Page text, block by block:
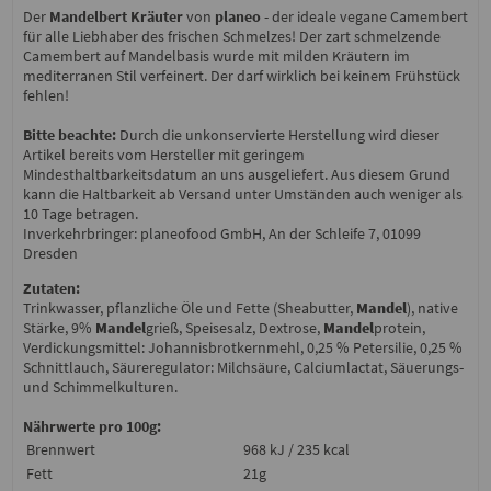
Der Mandelbert Kräutervon planeo- der ideale vegane Camembert
für alle Liebhaber des frischen Schmelzes! Der zart schmelzende
Camembert auf Mandelbasis wurde mit milden Kräutern im
mediterranen Stil verfeinert. Der darf wirklich bei keinem Frühstück
fehlen!
Bitte beachte:Durch die unkonservierte Herstellung wird dieser
Artikel bereits vom Hersteller mit geringem
Mindesthaltbarkeitsdatum an uns ausgeliefert. Aus diesem Grund
kann die Haltbarkeit ab Versand unter Umständen auch weniger als
10 Tage betragen.
Inverkehrbringer: planeofood GmbH, An der Schleife 7, 01099
Dresden
Zutaten:
Trinkwasser, pflanzliche Öle und Fette (Sheabutter, Mandel), native
Stärke, 9% Mandelgrieß, Speisesalz, Dextrose, Mandelprotein,
Verdickungsmittel: Johannisbrotkernmehl, 0,25 % Petersilie, 0,25 %
Schnittlauch, Säureregulator: Milchsäure, Calciumlactat, Säuerungs-
und Schimmelkulturen.
Nährwerte pro 100g:
Brennwert
968 kJ / 235 kcal
Fett
21g